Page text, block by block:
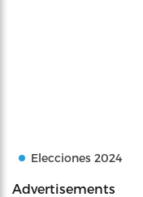
Elecciones 2024
Advertisements